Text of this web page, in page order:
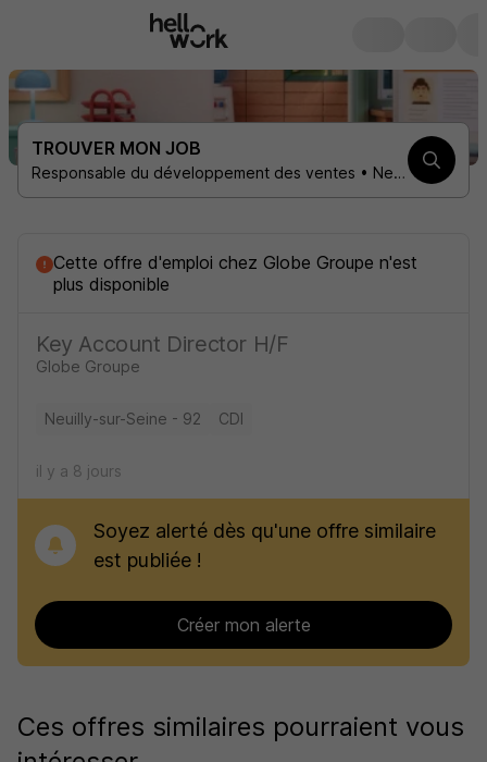
TROUVER MON JOB
Responsable du développement des ventes • Neuilly-sur-Seine 92200 • 1 contrat
Cette offre d'emploi chez Globe Groupe n'est
plus disponible
Key Account Director H/F
Globe Groupe
Neuilly-sur-Seine - 92 CDI
il y a 8 jours
Soyez alerté dès qu'une offre similaire
est publiée !
Créer mon alerte
Ces offres similaires pourraient vous